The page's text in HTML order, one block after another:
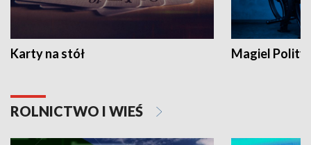
Karty na stół Magiel
ROLNICTWO I WIEŚ